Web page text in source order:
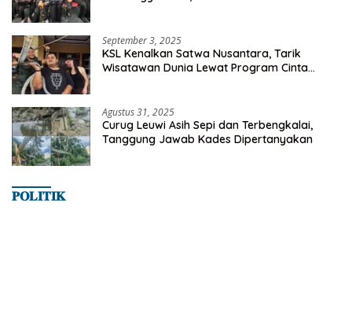
September 3, 2025
KSL Kenalkan Satwa Nusantara, Tarik
Wisatawan Dunia Lewat Program Cinta
Agustus 31, 2025
Curug Leuwi Asih Sepi dan Terbengkalai,
Tanggung Jawab Kades Dipertanyakan
𝐏𝐎𝐋𝐈𝐓𝐈𝐊